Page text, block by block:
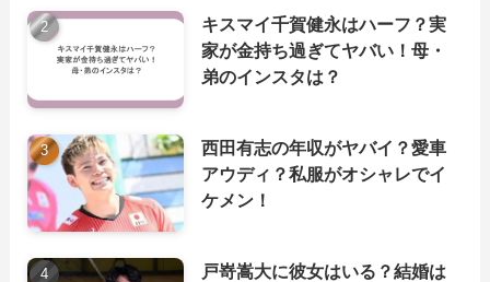
キスマイ千賀健永はハーフ？実
家が金持ち過ぎてヤバい！母・
弟のインスタは？
西田有志の年収がヤバイ？愛車
アウディ？私服がオシャレでイ
ケメン！
戸嵜嵩大に彼女はいる？結婚は